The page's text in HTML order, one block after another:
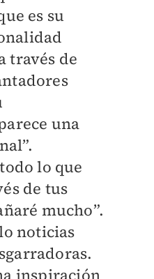
es su
través de
una
lo que
de tus
mucho”.
noticias